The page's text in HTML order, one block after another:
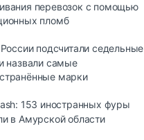
перевозок с помощью
пломб
подсчитали седельные
назвали самые
марки
153 иностранных фуры
в Амурской области